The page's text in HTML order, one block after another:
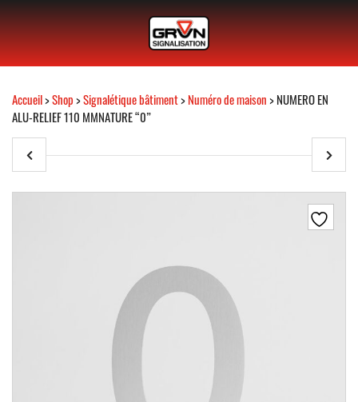
Accueil>Shop>Signalétique bâtiment>Numéro de maison> NUMERO EN
ALU-RELIEF 110 MMNATURE “0”